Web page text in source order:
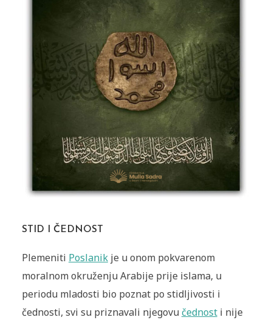
STID I ČEDNOST
Plemeniti Poslanikje u onom pokvarenom
moralnom okruženju Arabije prije islama, u
periodu mladosti bio poznat po stidljivosti i
čednosti, svi su priznavali njegovu čednosti nije